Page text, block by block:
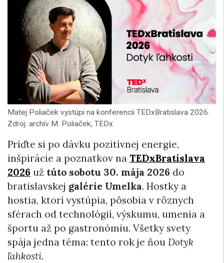
Matej Poliaček vystúpi na konferencii TEDxBratislava 2026.
Zdroj: archív M. Poliaček, TEDx
Príďte si po dávku pozitívnej energie,
inšpirácie a poznatkov na TEDxBratislava
2026 už túto sobotu 30. mája 2026 do
bratislavskej galérie Umelka. Hostky a
hostia, ktorí vystúpia, pôsobia v rôznych
sférach od technológií, výskumu, umenia a
športu až po gastronómiu. Všetky svety
spája jedna téma: tento rok je ňou Dotyk
ľahkosti.